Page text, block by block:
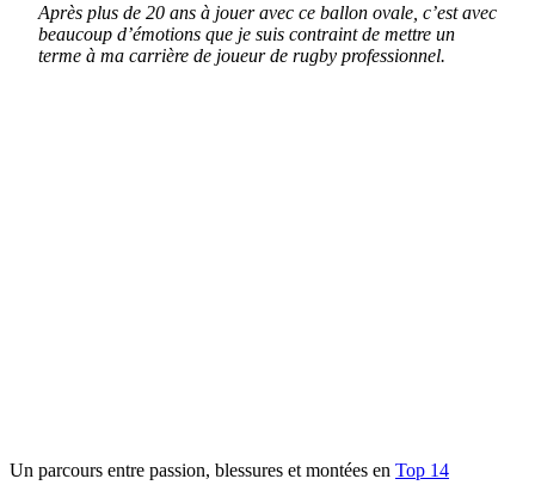
Après plus de 20 ans à jouer avec ce ballon ovale, c’est avec
beaucoup d’émotions que je suis contraint de mettre un
terme à ma carrière de joueur de rugby professionnel.
Un parcours entre passion, blessures et montées en Top 14